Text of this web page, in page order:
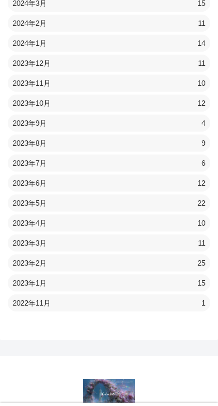
2024年3月 15
2024年2月 11
2024年1月 14
2023年12月 11
2023年11月 10
2023年10月 12
2023年9月 4
2023年8月 9
2023年7月 6
2023年6月 12
2023年5月 22
2023年4月 10
2023年3月 11
2023年2月 25
2023年1月 15
2022年11月 1